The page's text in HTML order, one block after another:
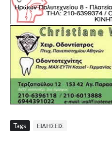
Tags ΕΙΔΗΣΕΙΣ